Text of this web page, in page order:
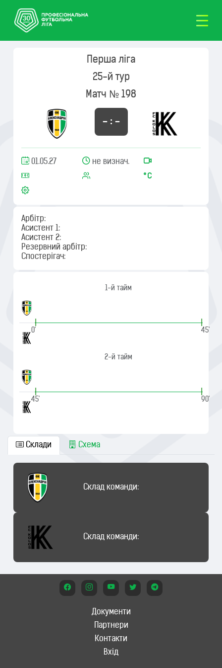
Перша ліга
25-й тур
Матч № 198
– : –
01.05.27 не визнач.
Арбітр:
Асистент 1:
Асистент 2:
Резервний арбітр:
Спостерігач:
1-й тайм
|
0'
|
45'
2-й тайм
|
45'
|
90'
Склади Схема
Склад команди:
Склад команди:
Документи
Партнери
Контакти
Вхід